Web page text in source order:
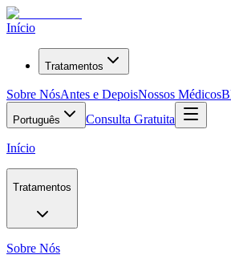
Início
Tratamentos
Sobre NósAntes e DepoisNossos Médicos
Português Consulta Gratuita
Início
Tratamentos
Sobre Nós